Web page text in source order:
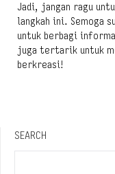
Jadi, jangan ragu
langkah ini. Semoga
untuk berbagi
juga tertarik untuk
berkreasi!
SEARCH